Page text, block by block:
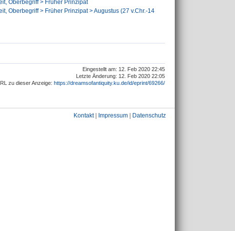
Oberbegriff > Früher Prinzipat
Oberbegriff > Früher Prinzipat > Augustus (27 v.Chr.-14
Eingestellt am: 12. Feb 2020 22:45
Letzte Änderung: 12. Feb 2020 22:05
zu dieser Anzeige: https://dreamsofantiquity.ku.de/id/eprint/69266/
Kontakt| Impressum Datenschutz